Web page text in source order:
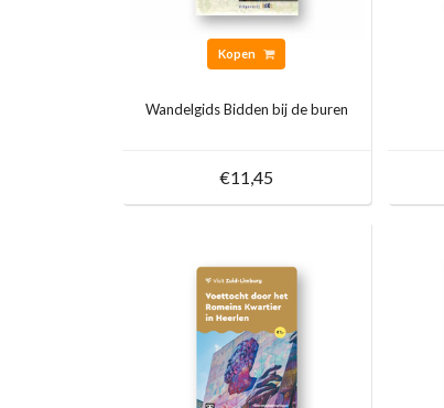
Kopen
Wandelgids Bidden bij de buren
€11,45